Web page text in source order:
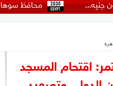
محافظ سوهاج يخفض تنسيق
اقتحام المسجد